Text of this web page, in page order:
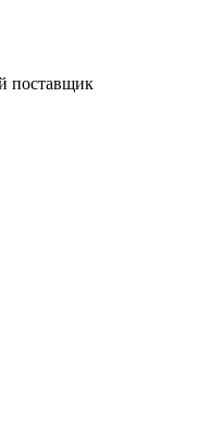
поставщик